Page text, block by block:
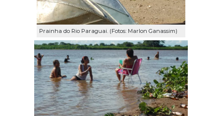
Prainha do Rio Paraguai. (Fotos: Marlon Ganassim)